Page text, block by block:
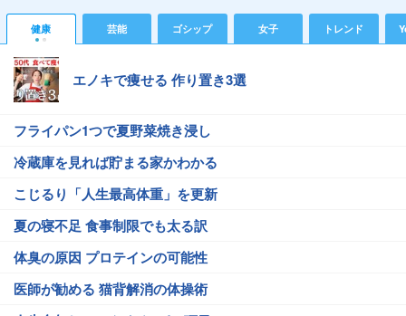
健康 芸能 ゴシップ 女子 トレンド
エノキで痩せる 作り置き3選
フライパン1つで夏野菜焼き浸し
冷蔵庫を見れば貯まる家かわかる
こじるり「人生最高体重」を更新
夏の寝不足 食事制限でも太る訳
体臭の原因 プロテインの可能性
医師が勧める 猫背解消の体操術